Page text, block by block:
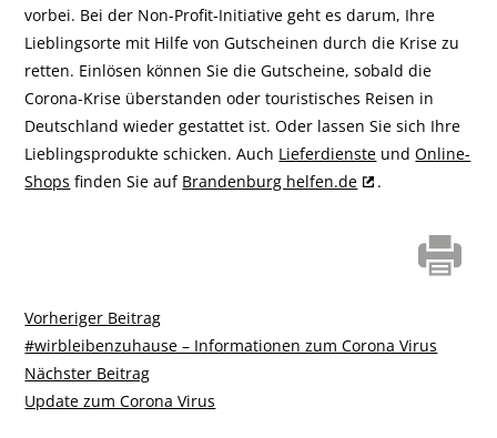
vorbei. Bei der Non-Profit-Initiative geht es darum, Ihre
Lieblingsorte mit Hilfe von Gutscheinen durch die Krise zu
retten. Einlösen können Sie die Gutscheine, sobald die
Corona-Krise überstanden oder touristisches Reisen in
Deutschland wieder gestattet ist. Oder lassen Sie sich Ihre
Lieblingsprodukte schicken. Auch Lieferdienste undOnline-
Shops finden Sie auf Brandenburg helfen.de .
Beitragsnavigation
Vorheriger BeitragVorheriger
Beitrag:
#wirbleibenzuhause – Informationen zum Corona Virus
Nächster BeitragNächster
Beitrag:
Update zum Corona Virus